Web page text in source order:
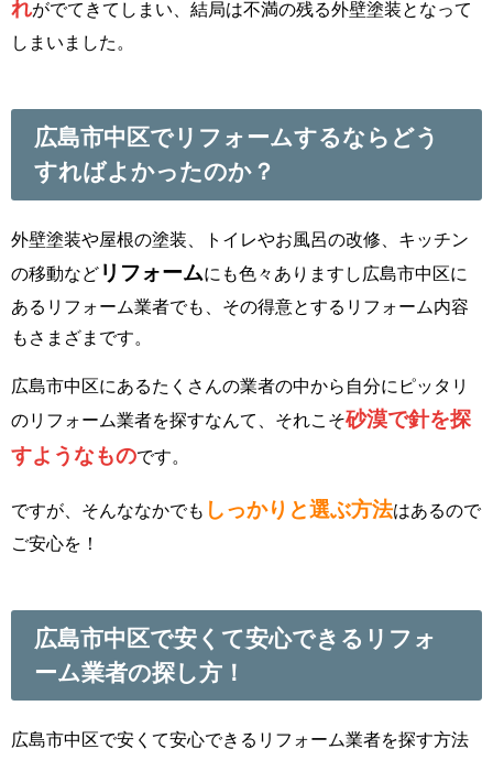
れがでてきてしまい、結局は不満の残る外壁塗装となって
しまいました。
広島市中区でリフォームするならどう
すればよかったのか？
外壁塗装や屋根の塗装、トイレやお風呂の改修、キッチン
の移動など リフォームにも色々ありますし広島市中区に
あるリフォーム業者でも、その得意とするリフォーム内容
もさまざまです。
広島市中区にあるたくさんの業者の中から自分にピッタリ
のリフォーム業者を探すなんて、それこそ砂漠で針を探
すようなものです。
ですが、そんななかでも しっかりと選ぶ方法はあるので
ご安心を！
広島市中区で安くて安心できるリフォ
ーム業者の探し方！
広島市中区で安くて安心できるリフォーム業者を探す方法